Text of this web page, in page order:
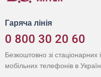
Гаряча лінія
0 800 30 20 60
Безкоштовно зі стаціонарних і
мобільних телефонів в